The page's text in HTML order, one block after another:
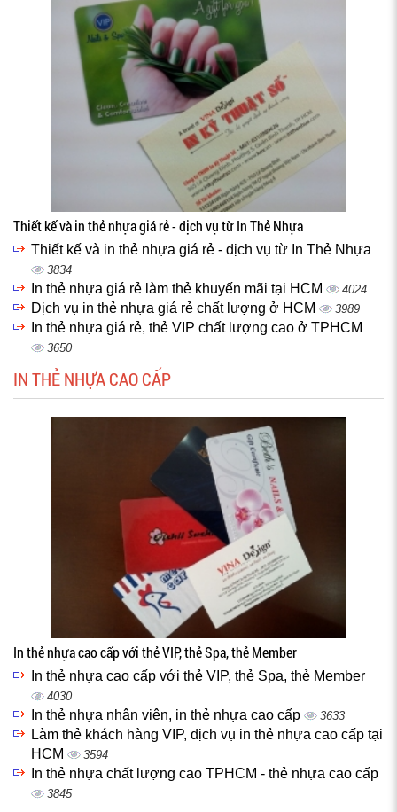
Thiết kế và in thẻ nhựa giá rẻ - dịch vụ từ In Thẻ Nhựa
Thiết kế và in thẻ nhựa giá rẻ - dịch vụ từ In Thẻ Nhựa
3834
In thẻ nhựa giá rẻ làm thẻ khuyến mãi tại HCM 4024
Dịch vụ in thẻ nhựa giá rẻ chất lượng ở HCM 3989
In thẻ nhựa giá rẻ, thẻ VIP chất lượng cao ở TPHCM
3650
IN THẺ NHỰA CAO CẤP
In thẻ nhựa cao cấp với thẻ VIP, thẻ Spa, thẻ Member
In thẻ nhựa cao cấp với thẻ VIP, thẻ Spa, thẻ Member
4030
In thẻ nhựa nhân viên, in thẻ nhựa cao cấp 3633
Làm thẻ khách hàng VIP, dịch vụ in thẻ nhựa cao cấp tại
HCM
3594
In thẻ nhựa chất lượng cao TPHCM - thẻ nhựa cao cấp
3845